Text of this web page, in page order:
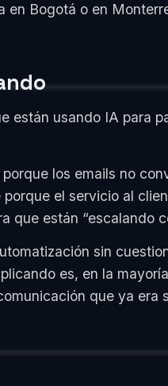
Bogotá o en
usando IA para
los emails no
el servicio al
que están “escalando
sin
es, en la
que ya era